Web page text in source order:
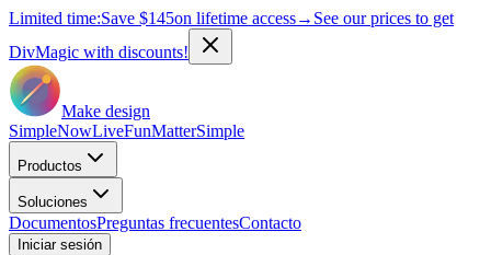
Limited time:Save $145on lifetime access→ See our prices to get
DivMagic with discounts!
Make design
SimpleNowLiveFunMatterSimple
Productos
Soluciones
DocumentosPreguntas frecuentesContacto
Iniciar sesión